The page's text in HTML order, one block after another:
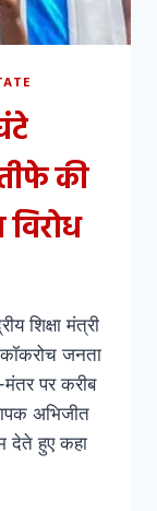
की
शिक्षा मंत्री
जनता
मंतर पर करीब
अभिजीत
देते हुए कहा